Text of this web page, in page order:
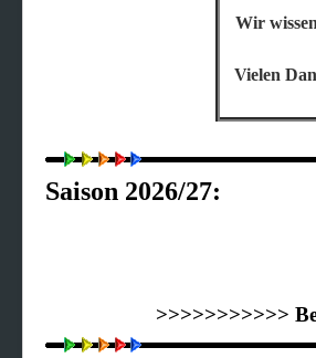
Wir
Vielen
Saison 2026/27:
>>>>>>>>>>>